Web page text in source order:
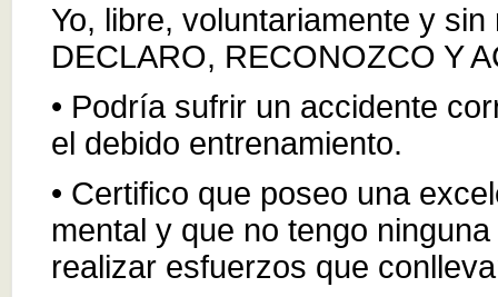
Yo, libre, voluntariamente y
DECLARO, RECONOZCO Y
• Podría sufrir un accidente
el debido entrenamiento.
• Certifico que poseo una
mental y que no tengo
realizar esfuerzos que